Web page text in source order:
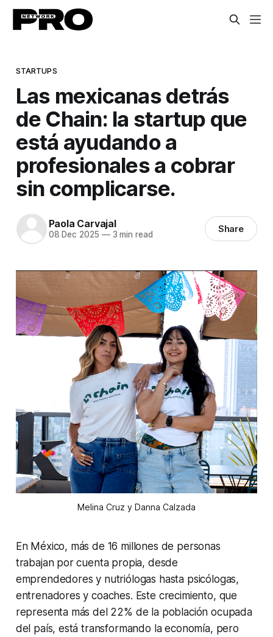
STARTUPS
Las mexicanas detrás
de Chain: la startup que
está ayudando a
profesionales a cobrar
sin complicarse.
Paola Carvajal
08 Dec 2025 —3 min read Share
Melina Cruz y Danna Calzada
En México, más de 16 millones de personas
trabajan por cuenta propia, desde
emprendedores y nutriólogas hasta psicólogas,
entrenadores y coaches. Este crecimiento, que
representa más del 22% de la población ocupada
del país, está transformando la economía, pero